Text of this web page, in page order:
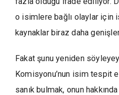
o isimlere bağlı olaylar için
kaynaklar biraz daha
Fakat şunu yeniden
Komisyonu’nun isim tespit
sanık bulmak, onun